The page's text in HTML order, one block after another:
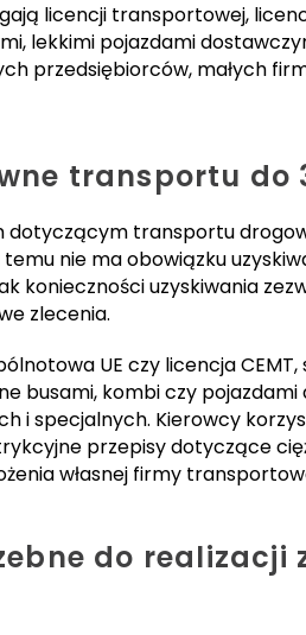
licencji transportowej,
lekkimi pojazdami
przedsiębiorców, małych
transportu do
transportu
nie ma obowiązku
konieczności uzyskiwania
zlecenia.
UE czy licencja
busami, kombi czy
i specjalnych. Kierowcy
przepisy dotyczące
własnej firmy
do